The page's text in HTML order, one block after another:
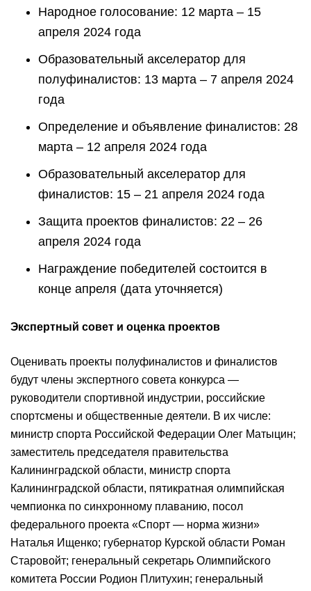
Народное голосование: 12 марта – 15
апреля 2024 года
Образовательный акселератор для
полуфиналистов: 13 марта – 7 апреля 2024
года
Определение и объявление финалистов: 28
марта – 12 апреля 2024 года
Образовательный акселератор для
финалистов: 15 – 21 апреля 2024 года
Защита проектов финалистов: 22 – 26
апреля 2024 года
Награждение победителей состоится в
конце апреля (дата уточняется)
Экспертный совет и оценка проектов
Оценивать проекты полуфиналистов и финалистов
будут члены экспертного совета конкурса —
руководители спортивной индустрии, российские
спортсмены и общественные деятели. В их числе:
министр спорта Российской Федерации Олег Матыцин;
заместитель председателя правительства
Калининградской области, министр спорта
Калининградской области, пятикратная олимпийская
чемпионка по синхронному плаванию, посол
федерального проекта «Спорт — норма жизни»
Наталья Ищенко; губернатор Курской области Роман
Старовойт; генеральный секретарь Олимпийского
комитета России Родион Плитухин; генеральный